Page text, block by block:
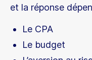
et la réponse
Le CPA
Le budget